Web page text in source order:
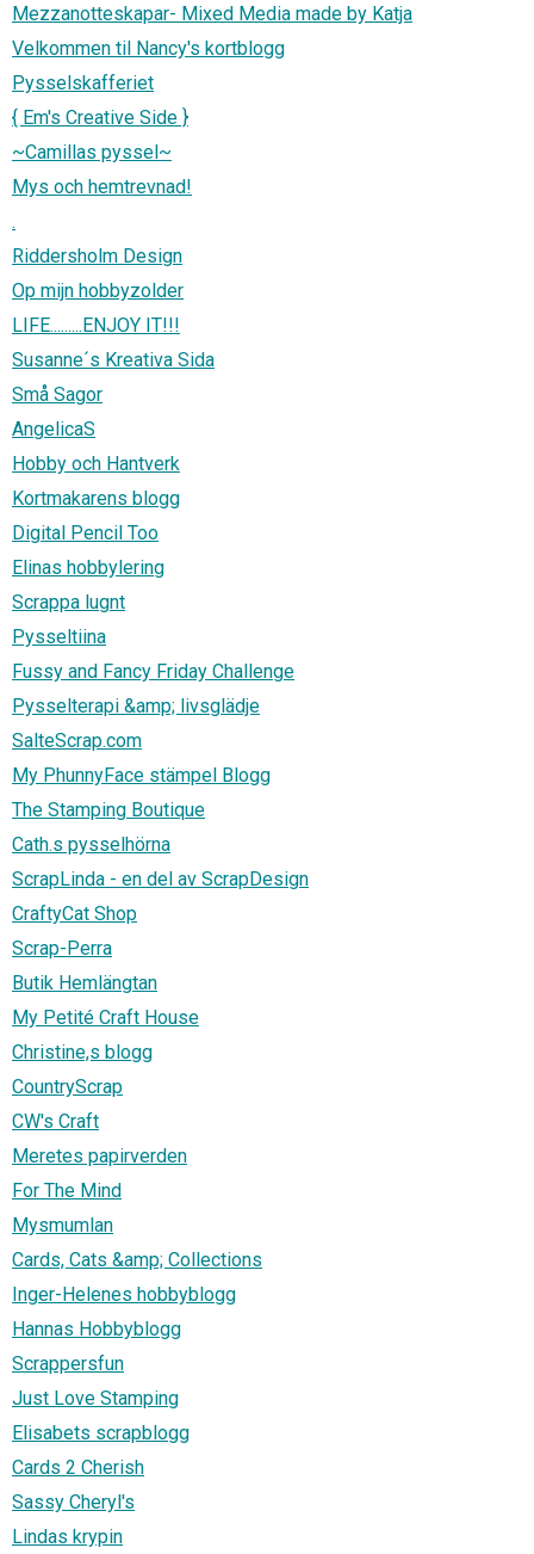
Mezzanotteskapar- Mixed Media made by Katja
Velkommen til Nancy's kortblogg
Pysselskafferiet
{ Em's Creative Side }
~Camillas pyssel~
Mys och hemtrevnad!
.
Riddersholm Design
Op mijn hobbyzolder
LIFE.........ENJOY IT!!!
Susanne´s Kreativa Sida
Små Sagor
AngelicaS
Hobby och Hantverk
Kortmakarens blogg
Digital Pencil Too
Elinas hobbylering
Scrappa lugnt
Pysseltiina
Fussy and Fancy Friday Challenge
Pysselterapi &amp; livsglädje
SalteScrap.com
My PhunnyFace stämpel Blogg
The Stamping Boutique
Cath.s pysselhörna
ScrapLinda - en del av ScrapDesign
CraftyCat Shop
Scrap-Perra
Butik Hemlängtan
My Petité Craft House
Christine,s blogg
CountryScrap
CW's Craft
Meretes papirverden
For The Mind
Mysmumlan
Cards, Cats &amp; Collections
Inger-Helenes hobbyblogg
Hannas Hobbyblogg
Scrappersfun
Just Love Stamping
Elisabets scrapblogg
Cards 2 Cherish
Sassy Cheryl's
Lindas krypin